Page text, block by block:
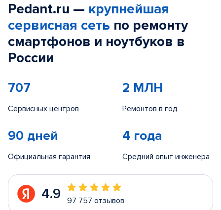
Pedant.ru — крупнейшая
сервисная сеть по ремонту
смартфонов и ноутбуков в
России
707
Сервисных центров
2 МЛН
Ремонтов в год
90 дней
Официальная гарантия
4 года
Средний опыт инженера
4.9 97 757 отзывов